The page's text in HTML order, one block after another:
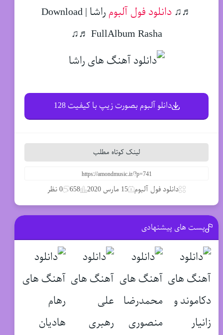
♬♫ دانلود فول آلبوم
راشا | Download
FullAlbum Rasha ♬♫
دانلو آلبوم بصورت زیپ با کیفیت 128
لینک کوتاه مطلب
دانلود فول آلبوم 15 مارس 2020 658 0 نظر
پست های پیشنهادی